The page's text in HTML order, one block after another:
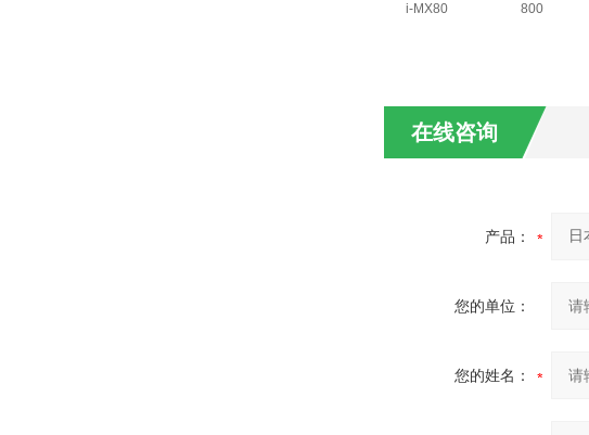
i-MX80 800
在线咨询
产品：
您的单位：
您的姓名：